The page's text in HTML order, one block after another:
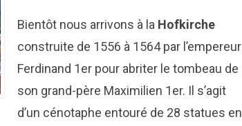
Bientôt nous arrivons à la Hofkirche
construite de 1556 à 1564 par l’empereur
Ferdinand 1er pour abriter le tombeau de
son grand-père Maximilien 1er. Il s’agit
d’un cénotaphe entouré de 28 statues en